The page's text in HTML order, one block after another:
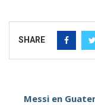
SHARE
Messi en